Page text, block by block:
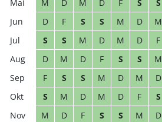
M D M D F S S
D
F S S M D M
S
S M D M D F
D
M D F S S M
F
S S M D M D
S
M D M D F S
M
D F S S M D